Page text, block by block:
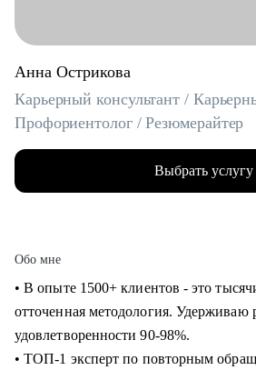
Анна Острикова
Карьерный консультант /
Профориентолог / Резюмерайтер
Выбрать услугу
Обо мне
• В опыте 1500+ клиентов - это
отточенная методология. Удерживаю
удовлетворенности 90-98%.
• ТОП-1 эксперт по повторным